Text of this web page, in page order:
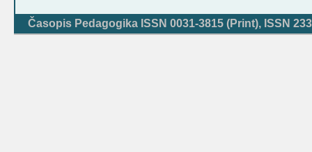
Časopis Pedagogika ISSN 0031-3815 (Print), ISSN